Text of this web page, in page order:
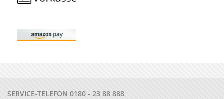
SERVICE-TELEFON 0180 - 23 88 888